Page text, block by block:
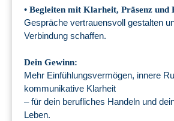
• Begleiten mit Klarheit, Präsenz und
Gespräche vertrauensvoll gestalten
Verbindung schaffen.
Dein Gewinn:
Mehr Einfühlungsvermögen, innere
kommunikative Klarheit
– für dein berufliches Handeln und
Leben.